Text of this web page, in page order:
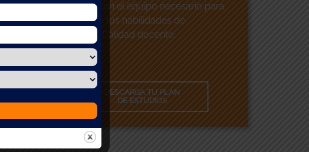
Contarás con el equipo necesario para
desarrollar tus habilidades de
diseñador Calidad docente.
DESCARGA TU PLAN
DE ESTUDIOS